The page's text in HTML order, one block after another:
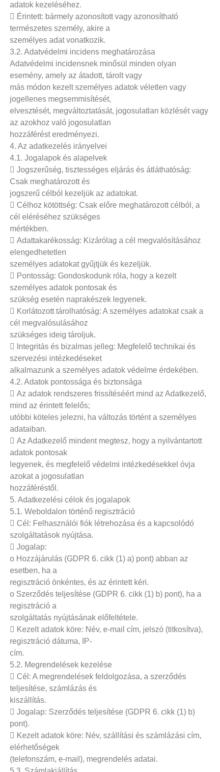
adatok kezeléséhez.
 Érintett: bármely azonosított vagy azonosítható
természetes személy, akire a
személyes adat vonatkozik.
3.2. Adatvédelmi incidens meghatározása
Adatvédelmi incidensnek minősül minden olyan
esemény, amely az átadott, tárolt vagy
más módon kezelt személyes adatok véletlen vagy
jogellenes megsemmisítését,
elvesztését, megváltoztatását, jogosulatlan közlését vagy
az azokhoz való jogosulatlan
hozzáférést eredményezi.
4. Az adatkezelés irányelvei
4.1. Jogalapok és alapelvek
 Jogszerűség, tisztességes eljárás és átláthatóság:
Csak meghatározott és
jogszerű célból kezeljük az adatokat.
 Célhoz kötöttség: Csak előre meghatározott célból, a
cél eléréséhez szükséges
mértékben.
 Adattakarékosság: Kizárólag a cél megvalósításához
elengedhetetlen
személyes adatokat gyűjtjük és kezeljük.
 Pontosság: Gondoskodunk róla, hogy a kezelt
személyes adatok pontosak és
szükség esetén naprakészek legyenek.
 Korlátozott tárolhatóság: A személyes adatokat csak a
cél megvalósulásához
szükséges ideig tároljuk.
 Integritás és bizalmas jelleg: Megfelelő technikai és
szervezési intézkedéseket
alkalmazunk a személyes adatok védelme érdekében.
4.2. Adatok pontossága és biztonsága
 Az adatok rendszeres frissítéséért mind az Adatkezelő,
mind az érintett felelős;
utóbbi köteles jelezni, ha változás történt a személyes
adataiban.
 Az Adatkezelő mindent megtesz, hogy a nyilvántartott
adatok pontosak
legyenek, és megfelelő védelmi intézkedésekkel óvja
azokat a jogosulatlan
hozzáféréstől.
5. Adatkezelési célok és jogalapok
5.1. Weboldalon történő regisztráció
 Cél: Felhasználói fiók létrehozása és a kapcsolódó
szolgáltatások nyújtása.
 Jogalap:
o Hozzájárulás (GDPR 6. cikk (1) a) pont) abban az
esetben, ha a
regisztráció önkéntes, és az érintett kéri.
o Szerződés teljesítése (GDPR 6. cikk (1) b) pont), ha a
regisztráció a
szolgáltatás nyújtásának előfeltétele.
 Kezelt adatok köre: Név, e-mail cím, jelszó (titkosítva),
regisztráció dátuma, IP-
cím.
5.2. Megrendelések kezelése
 Cél: A megrendelések feldolgozása, a szerződés
teljesítése, számlázás és
kiszállítás.
 Jogalap: Szerződés teljesítése (GDPR 6. cikk (1) b)
pont).
 Kezelt adatok köre: Név, szállítási és számlázási cím,
elérhetőségek
(telefonszám, e-mail), megrendelés adatai.